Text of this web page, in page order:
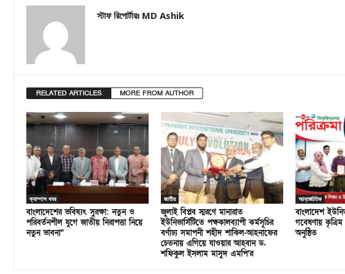
স্টাফ রিপোর্টারঃ MD Ashik
RELATED ARTICLES MORE FROM AUTHOR
ক্যাম্পাস খবর
বাংলাদেশের ভবিষ্যৎ সুরক্ষা: নতুন ও
পরিবর্তনশীল যুগে জাতীয় নিরাপত্তা নিয়ে
নতুন ভাবনা”
জাতীয়
জুলাই বিপ্লব স্মরণে মানারাত
ইউনিভার্সিটিতে পক্ষকালব্যাপী কর্মসূচির
বর্ণাঢ্য সমাপনী শহীদ শাকিল-আহনাফের
চেতনায় এগিয়ে যাওয়ার আহবান ড.
শফিকুল ইসলাম মাসুদ এমপি’র
আন্তর্জাতিক
বাংলাদেশ
গবেষণায় কৃত্রিম
অনুষ্ঠিত